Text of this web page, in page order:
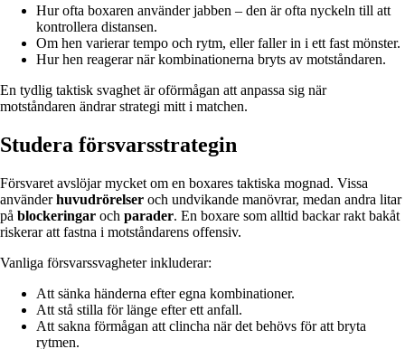
Hur ofta boxaren använder jabben – den är ofta nyckeln till att
kontrollera distansen.
Om hen varierar tempo och rytm, eller faller in i ett fast mönster.
Hur hen reagerar när kombinationerna bryts av motståndaren.
En tydlig taktisk svaghet är oförmågan att anpassa sig när
motståndaren ändrar strategi mitt i matchen.
Studera försvarsstrategin
Försvaret avslöjar mycket om en boxares taktiska mognad. Vissa
använderhuvudrörelser och undvikande manövrar, medan andra litar
på blockeringar och parader. En boxare som alltid backar rakt bakåt
riskerar att fastna i motståndarens offensiv.
Vanliga försvarssvagheter inkluderar:
Att sänka händerna efter egna kombinationer.
Att stå stilla för länge efter ett anfall.
Att sakna förmågan att clincha när det behövs för att bryta
rytmen.